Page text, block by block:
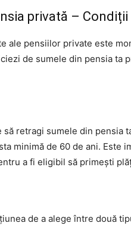
privată –
ale pensiilor private este
de sumele din pensia ta
retragi sumele din pensia
minimă de 60 de ani. Este
a fi eligibil să primești
de a alege între două